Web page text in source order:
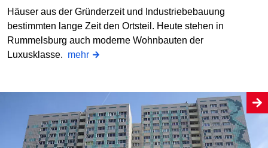
Häuser aus der Gründerzeit und Industriebebauung
bestimmten lange Zeit den Ortsteil. Heute stehen in
Rummelsburg auch moderne Wohnbauten der
Luxusklasse. mehr